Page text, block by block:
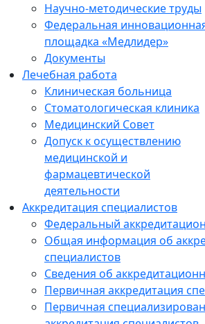
Научно-методические труды
Федеральная
площадка «Медлидер»
Документы
Лечебная работа
Клиническая больница
Стоматологическая клиника
Медицинский Совет
Допуск к осуществлению
медицинской и
фармацевтической
деятельности
Аккредитация специалистов
Федеральный
Общая информация об
специалистов
Сведения об
Первичная аккредитация
Первичная